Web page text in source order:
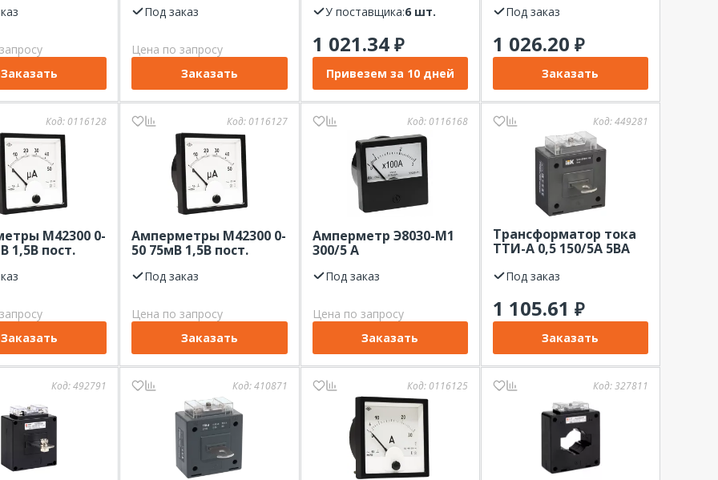
Заказать
Под заказ
Цена по запросу
Заказать
У поставщика: 6 шт.
1 021.34 ₽
Привезем за 10 дней
Под заказ
1 026.20 ₽
Заказать
Код: 0116128
М42300 0-
1,5В пост.
Заказать
Код: 0116127
Амперметры М42300 0-
50 75мВ 1,5В пост.
Под заказ
Цена по запросу
Заказать
Код: 0116168
Амперметр Э8030-М1
300/5 А
Под заказ
Цена по запросу
Заказать
Код:449281
Трансформатор тока
ТТИ-А 0,5 150/5А 5ВА
Под заказ
1 105.61 ₽
Заказать
Код:492791 Код:410871 Код: 0116125 Код:327811